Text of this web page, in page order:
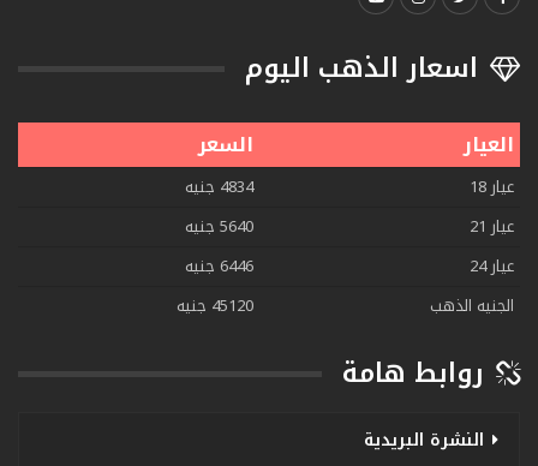
اسعار الذهب اليوم
العيار السعر
عيار 18
4834 جنيه
عيار 21
5640 جنيه
عيار 24
6446 جنيه
الجنيه الذهب
45120 جنيه
روابط هامة
النشرة البريدية